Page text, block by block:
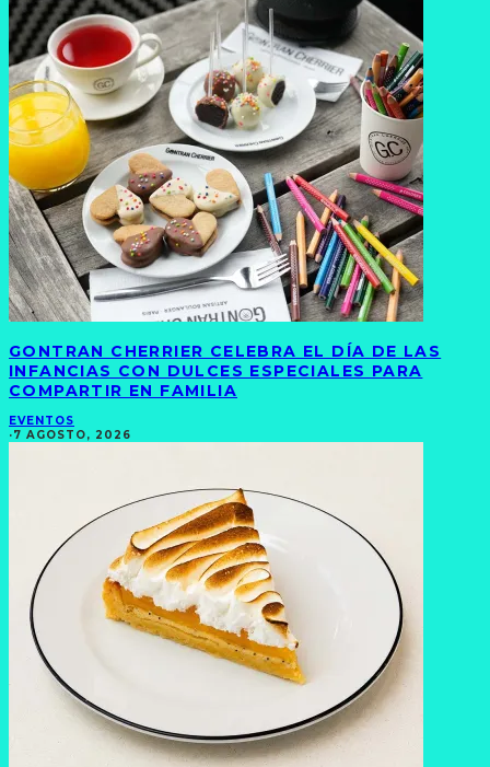
GONTRAN CHERRIER CELEBRA EL DÍA DE LAS
INFANCIAS CON DULCES ESPECIALES PARA
COMPARTIR EN FAMILIA
EVENTOS
·7 AGOSTO, 2026